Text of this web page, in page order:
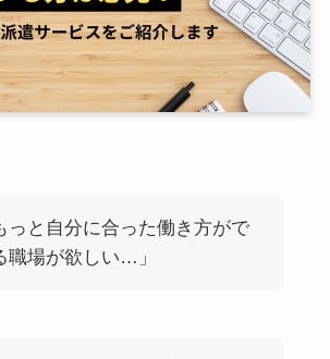
っと自分に合った働き方がで
職場が欲しい…」